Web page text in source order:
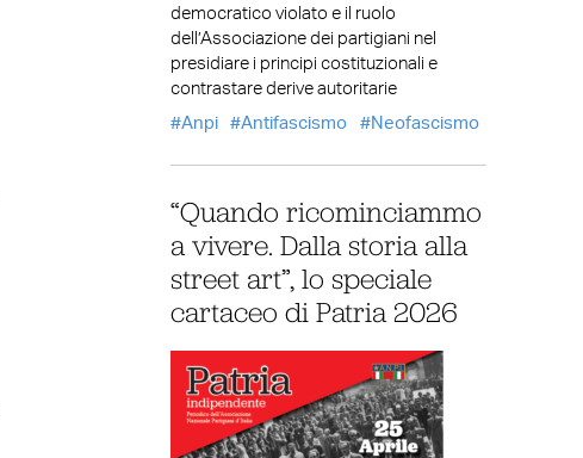
democratico violato e il ruolo
dell’Associazione dei partigiani nel
presidiare i principi costituzionali e
contrastare derive autoritarie
Anpi
Antifascismo Neofascismo
“Quando ricominciammo
a vivere. Dalla storia alla
street art”, lo speciale
cartaceo di Patria 2026